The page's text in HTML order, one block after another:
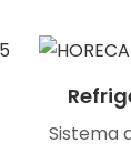
Sistema